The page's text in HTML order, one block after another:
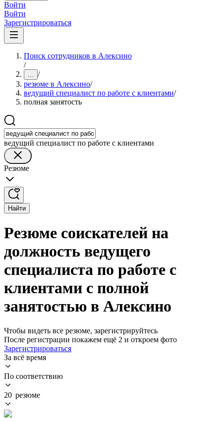
Войти
Войти
Зарегистрироваться
Поиск сотрудников в Алексино
/
... /
резюме в Алексино/
ведущий специалист по работе с клиентами/
полная занятость
ведущий специалист по работе с клиентами
Резюме
Найти
Резюме соискателей на
должность ведущего
специалиста по работе с
клиентами с полной
занятостью в Алексино
Чтобы видеть все резюме, зарегистрируйтесь
После регистрации покажем ещё 2 и откроем фото
Зарегистрироваться
За всё время
По соответствию
20 резюме